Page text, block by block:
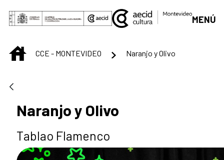
Saltar al contenido principal
MENÚ
INICIOCCE - MONTEVIDEO Naranjo y Olivo
Naranjo y Olivo
Tablao Flamenco